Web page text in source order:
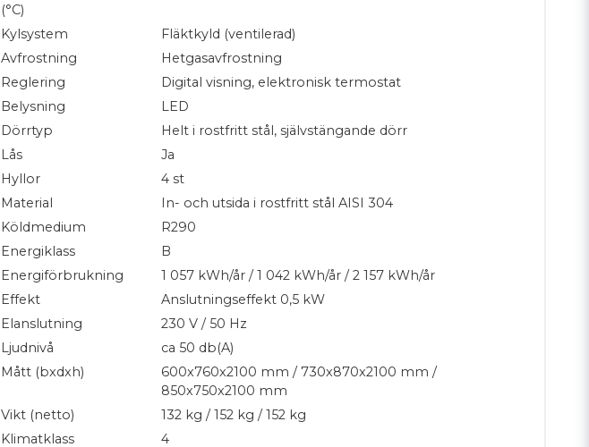
(°C)
Kylsystem
Fläktkyld (ventilerad)
Avfrostning
Hetgasavfrostning
Reglering
Digital visning, elektronisk termostat
Belysning
LED
Dörrtyp
Helt i rostfritt stål, självstängande dörr
Lås
Ja
Hyllor
4 st
Material
In- och utsida i rostfritt stål AISI 304
Köldmedium
R290
Energiklass
B
Energiförbrukning
1 057 kWh/år / 1 042 kWh/år / 2 157 kWh/år
Effekt
Anslutningseffekt 0,5 kW
Elanslutning
230 V / 50 Hz
Ljudnivå
ca 50 db(A)
Mått (bxdxh)
600x760x2100 mm / 730x870x2100 mm /
850x750x2100 mm
Vikt (netto)
132 kg / 152 kg / 152 kg
Klimatklass
4